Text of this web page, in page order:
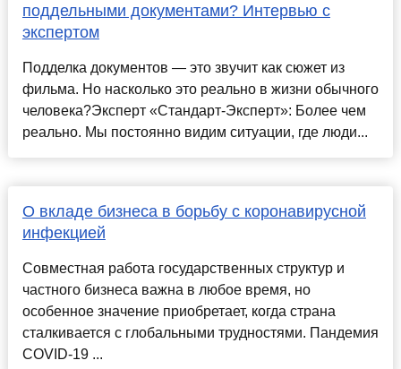
поддельными документами? Интервью с
экспертом
Подделка документов — это звучит как сюжет из
фильма. Но насколько это реально в жизни обычного
человека?Эксперт «Стандарт-Эксперт»: Более чем
реально. Мы постоянно видим ситуации, где люди...
О вкладе бизнеса в борьбу с коронавирусной
инфекцией
Совместная работа государственных структур и
частного бизнеса важна в любое время, но
особенное значение приобретает, когда страна
сталкивается с глобальными трудностями. Пандемия
COVID-19 ...